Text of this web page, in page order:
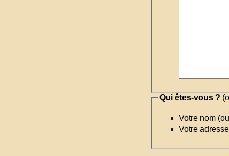
Qui êtes-vous ?
Votre nom
Votre